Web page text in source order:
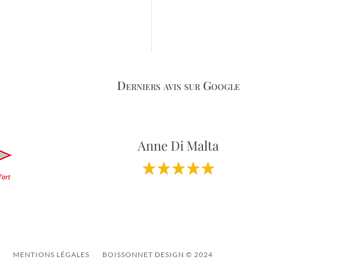
Derniers avis sur Google
Anne Di Malta
MENTIONS LÉGALES BOISSONNET DESIGN © 2024